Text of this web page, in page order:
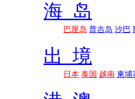
海 岛
巴厘岛 普吉岛 沙巴
出 境
日本 泰国 越南 柬埔